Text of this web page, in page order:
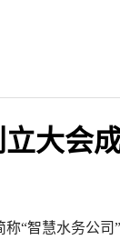
大会
“智慧水务公